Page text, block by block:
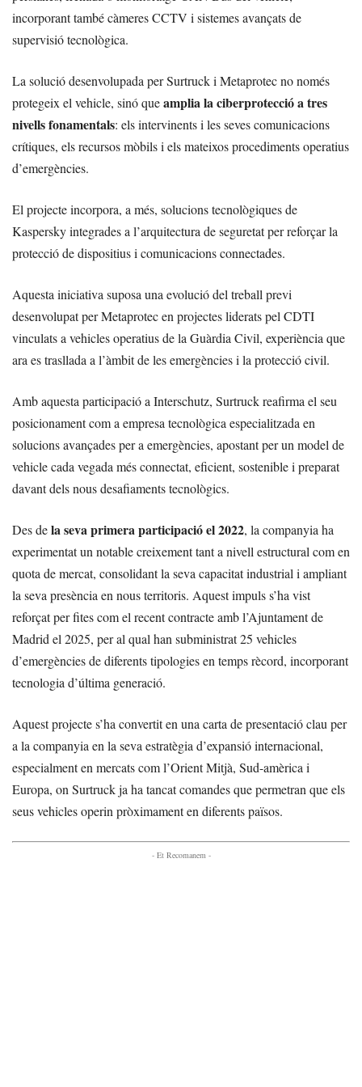
incorporant també càmeres CCTV i sistemes avançats de
supervisió tecnològica.
La solució desenvolupada per Surtruck i Metaprotec no només
protegeix el vehicle, sinó queamplia la ciberprotecció a tres
nivells fonamentals: els intervinents i les seves comunicacions
crítiques, els recursos mòbils i els mateixos procediments operatius
d’emergències.
El projecte incorpora, a més, solucions tecnològiques de
Kaspersky integrades a l’arquitectura de seguretat per reforçar la
protecció de dispositius i comunicacions connectades.
Aquesta iniciativa suposa una evolució del treball previ
desenvolupat per Metaprotec en projectes liderats pel CDTI
vinculats a vehicles operatius de la Guàrdia Civil, experiència que
ara es trasllada a l’àmbit de les emergències i la protecció civil.
Amb aquesta participació a Interschutz, Surtruck reafirma el seu
posicionament com a empresa tecnològica especialitzada en
solucions avançades per a emergències, apostant per un model de
vehicle cada vegada més connectat, eficient, sostenible i preparat
davant dels nous desafiaments tecnològics.
Des dela seva primera participació el 2022, la companyia ha
experimentat un notable creixement tant a nivell estructural com en
quota de mercat, consolidant la seva capacitat industrial i ampliant
la seva presència en nous territoris. Aquest impuls s’ha vist
reforçat per fites com el recent contracte amb l’Ajuntament de
Madrid el 2025, per al qual han subministrat 25 vehicles
d’emergències de diferents tipologies en temps rècord, incorporant
tecnologia d’última generació.
Aquest projecte s’ha convertit en una carta de presentació clau per
a la companyia en la seva estratègia d’expansió internacional,
especialment en mercats com l’Orient Mitjà, Sud-amèrica i
Europa, on Surtruck ja ha tancat comandes que permetran que els
seus vehicles operin pròximament en diferents països.
- Et Recomanem -